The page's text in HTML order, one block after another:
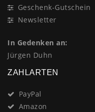
Geschenk-Gutschein
Newsletter
In Gedenken an:
Jürgen Duhn
ZAHLARTEN
PayPal
Amazon